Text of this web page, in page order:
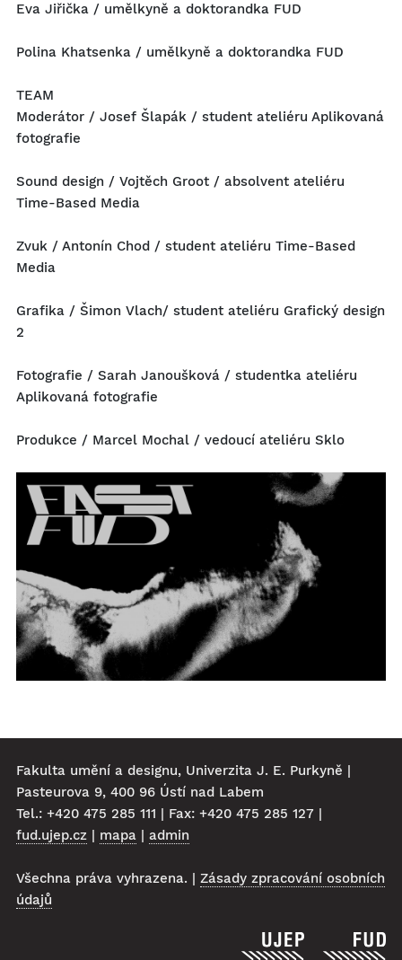
Eva Jiřička / umělkyně a doktorandka FUD
Polina Khatsenka / umělkyně a doktorandka FUD
TEAM
Moderátor / Josef Šlapák / student ateliéru Aplikovaná
fotografie
Sound design / Vojtěch Groot / absolvent ateliéru
Time-Based Media
Zvuk / Antonín Chod / student ateliéru Time-Based
Media
Grafika / Šimon Vlach/ student ateliéru Grafický design
2
Fotografie / Sarah Janoušková / studentka ateliéru
Aplikovaná fotografie
Produkce / Marcel Mochal / vedoucí ateliéru Sklo
Fakulta umění a designu, Univerzita J. E. Purkyně |
Pasteurova 9, 400 96 Ústí nad Labem
Tel.: +420 475 285 111 | Fax: +420 475 285 127 |
fud.ujep.cz | mapa | admin
Všechna práva vyhrazena. | Zásady zpracování osobních
údajů